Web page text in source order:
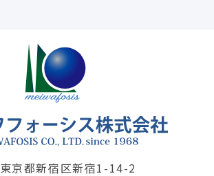
東京都新宿区新宿1-14-2